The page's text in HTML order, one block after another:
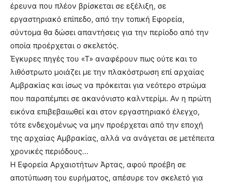
έρευνα που πλέον βρίσκεται σε εξέλιξη, σε
εργαστηριακό επίπεδο, από την τοπική Εφορεία,
σύντομα θα δώσει απαντήσεις για την περίοδο από την
οποία προέρχεται ο σκελετός.
Έγκυρες πηγές του «Τ» αναφέρουν πως ούτε και το
λιθόστρωτο μοιάζει με την πλακόστρωση επί αρχαίας
Αμβρακίας και ίσως να πρόκειται για νεότερο στρώμα
που παραπέμπει σε ακανόνιστο καλντερίμι. Αν η πρώτη
εικόνα επιβεβαιωθεί και στον εργαστηριακό έλεγχο,
τότε ενδεχομένως να μην προέρχεται από την εποχή
της αρχαίας Αμβρακίας, αλλά να ανάγεται σε μετέπειτα
χρονικές περιόδους…
Η Εφορεία Αρχαιοτήτων Άρτας, αφού προέβη σε
αποτύπωση του ευρήματος, απέσυρε τον σκελετό για